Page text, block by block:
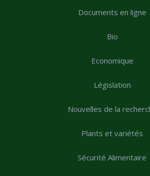
Documents en ligne
Bio
Economique
Législation
Nouvelles de la
Plants et variétés
Sécurité Alimentaire